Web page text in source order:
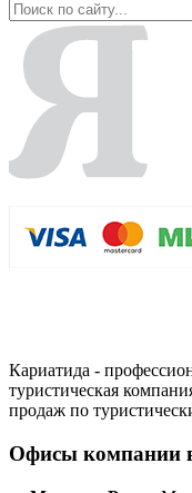
Кариатида -
туристическая
продаж по
Офисы компании